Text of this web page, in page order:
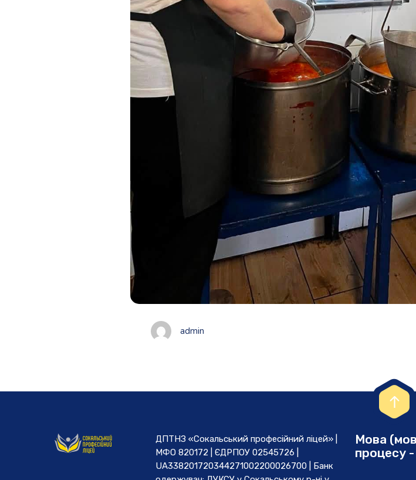
admin
ДПТНЗ «Сокальський професійний ліцей» |
МФО 820172 | ЄДРПОУ 02545726 |
UA338201720344271002200026700 | Банк
Мова
процесу